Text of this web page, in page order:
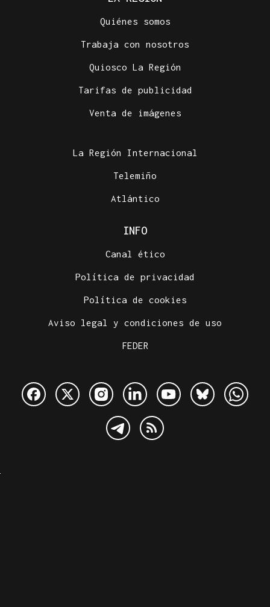
Quiénes somos
Trabaja con nosotros
Quiosco La Región
Tarifas de publicidad
Venta de imágenes
La Región Internacional
Telemiño
Atlántico
INFO
Canal ético
Política de privacidad
Política de cookies
Aviso legal y condiciones de uso
FEDER